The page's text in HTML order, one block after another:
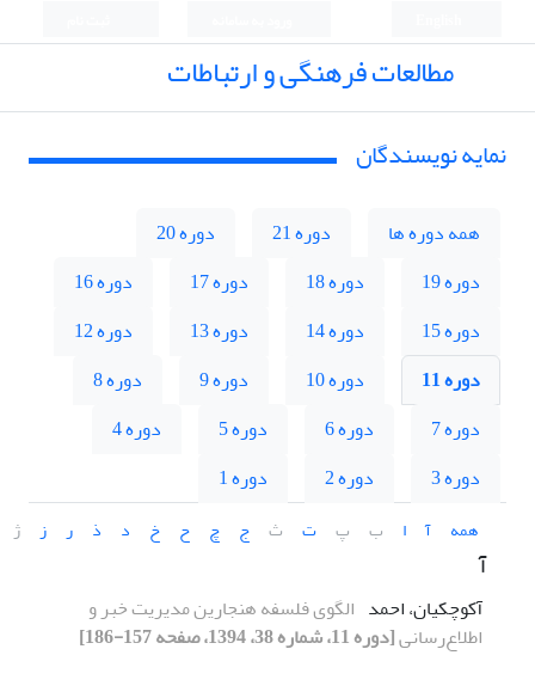
مطالعات فرهنگی و ارتباطات
نمایه نویسندگان
همه دوره ها دوره 21
دوره 20
دوره 19
دوره 18 دوره 17
دوره 16
دوره 15
دوره 14 دوره 13
دوره 12
دوره 11
دوره 10 دوره 9
دوره 8
دوره 7
دوره 6 دوره 5
دوره 4
دوره 3
دوره 2 دوره 1
همه آ ا ب پ ت ث ج چ ح خ د ذ ر ز ژ
آ
آکوچکیان، احمد الگوی فلسفه هنجارین مدیریت خبر و
اطلاع‌رسانی[دوره 11، شماره 38، 1394، صفحه 157-186]